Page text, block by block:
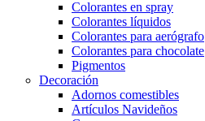
Colorantes en spray
Colorantes líquidos
Colorantes para aerógrafo
Colorantes para chocolate
Pigmentos
Decoración
Adornos comestibles
Artículos Navideños